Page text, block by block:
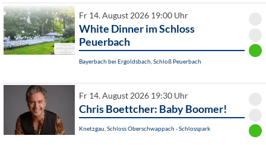
Fr 14. August 2026 19:00 Uhr
White Dinner im Schloss
Peuerbach
Bayerbach bei Ergoldsbach, Schloß Peuerbach
Fr 14. August 2026 19:30 Uhr
Chris Boettcher: Baby Boomer!
Knetzgau, Schloss Oberschwappach - Schlosspark